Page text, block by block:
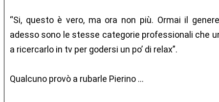
“Si, questo è vero, ma ora non più. Ormai il
adesso sono le stesse categorie professionali che
a ricercarlo in tv per godersi un po’ di relax”.
Qualcuno provò a rubarle Pierino …